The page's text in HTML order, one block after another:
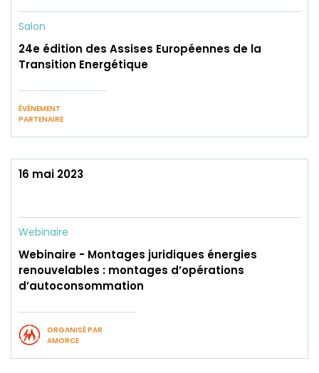
Salon
24e édition des Assises Européennes de la
Transition Energétique
ÉVÉNEMENT
PARTENAIRE
16 mai 2023
Webinaire
Webinaire - Montages juridiques énergies
renouvelables : montages d’opérations
d’autoconsommation
ORGANISÉ PAR
AMORCE